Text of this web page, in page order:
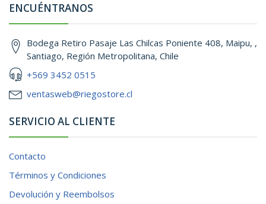
ENCUÉNTRANOS
Bodega Retiro Pasaje Las Chilcas Poniente 408, Maipu, ,
Santiago, Región Metropolitana, Chile
+569 3452 0515
ventasweb@riegostore.cl
SERVICIO AL CLIENTE
Contacto
Términos y Condiciones
Devolución y Reembolsos